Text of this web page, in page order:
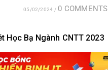
05/02/2024 / 0 COMMENTS
Học Bạ Ngành CNTT 2023